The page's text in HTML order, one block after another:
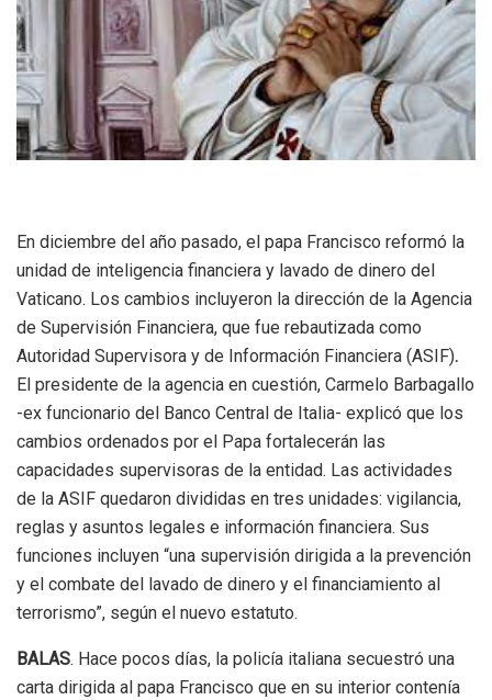
En diciembre del año pasado, el papa Francisco reformó la
unidad de inteligencia financiera y lavado de dinero del
Vaticano. Los cambios incluyeron la dirección de la Agencia
de Supervisión Financiera, que fue rebautizada como
Autoridad Supervisora y de Información Financiera (ASIF).
El presidente de la agencia en cuestión, Carmelo Barbagallo
-ex funcionario del Banco Central de Italia- explicó que los
cambios ordenados por el Papa fortalecerán las
capacidades supervisoras de la entidad. Las actividades
de la ASIF quedaron divididas en tres unidades: vigilancia,
reglas y asuntos legales e información financiera. Sus
funciones incluyen “una supervisión dirigida a la prevención
y el combate del lavado de dinero y el financiamiento al
terrorismo”, según el nuevo estatuto.
BALAS. Hace pocos días, la policía italiana secuestró una
carta dirigida al papa Francisco que en su interior contenía